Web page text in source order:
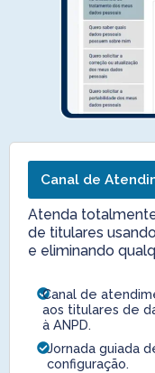
Canal de
Atenda
de titulares
e eliminando
Canal de
aos titulares de
à ANPD.
Jornada guiada
configuração.